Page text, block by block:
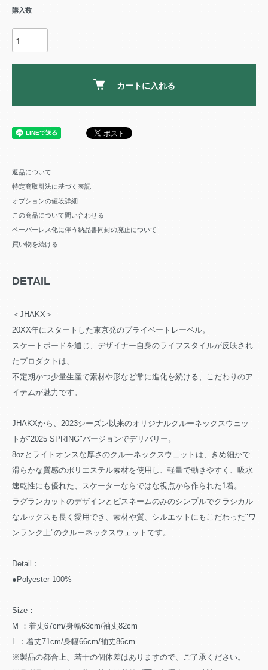
購入数
カートに入れる
返品について
特定商取引法に基づく表記
オプションの値段詳細
この商品について問い合わせる
ペーパーレス化に伴う納品書同封の廃止について
買い物を続ける
DETAIL
＜JHAKX＞
20XX年にスタートした東京発のプライベートレーベル。
スケートボードを通じ、デザイナー自身のライフスタイルが反映され
たプロダクトは、
不定期かつ少量生産で素材や形など常に進化を続ける、こだわりのア
イテムが魅力です。
JHAKXから、2023シーズン以来のオリジナルクルーネックスウェッ
トが"2025 SPRING"バージョンでデリバリー。
8ozとライトオンスな厚さのクルーネックスウェットは、きめ細かで
滑らかな質感のポリエステル素材を使用し、軽量で動きやすく、吸水
速乾性にも優れた、スケーターならではな視点から作られた1着。
ラグランカットのデザインとピスネームのみのシンプルでクラシカル
なルックスも長く愛用でき、素材や質、シルエットにもこだわった"ワ
ンランク上"のクルーネックスウェットです。
Detail：
●Polyester 100%
Size：
M ：着丈67cm/身幅63cm/袖丈82cm
L ：着丈71cm/身幅66cm/袖丈86cm
※製品の都合上、若干の個体差はありますので、ご了承ください。